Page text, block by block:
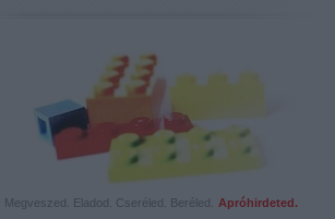
Megveszed. Eladod. Cseréled. Beréled. Apróhirdeted.